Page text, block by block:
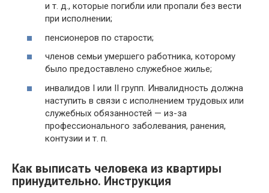
и т. д., которые погибли или пропали без вести
при исполнении;
пенсионеров по старости;
членов семьи умершего работника, которому
было предоставлено служебное жилье;
инвалидов I или II групп. Инвалидность должна
наступить в связи с исполнением трудовых или
служебных обязанностей — из-за
профессионального заболевания, ранения,
контузии и т. п.
Как выписать человека из квартиры
принудительно. Инструкция